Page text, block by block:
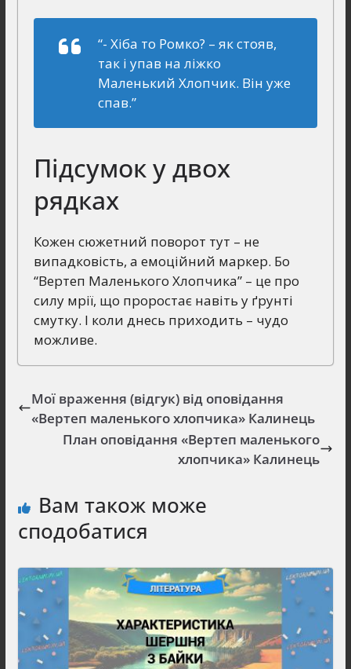
“- Хіба то Ромко? – як стояв,
так і упав на ліжко
Маленький Хлопчик. Він уже
спав.”
Підсумок у двох
рядках
Кожен сюжетний поворот тут – не
випадковість, а емоційний маркер. Бо
“Вертеп Маленького Хлопчика” – це про
силу мрії, що проростає навіть у ґрунті
смутку. І коли днесь приходить – чудо
можливе.
Мої враження (відгук) від оповідання
«Вертеп маленького хлопчика» Калинець
План оповідання «Вертеп маленького
хлопчика» Калинець
Вам також може
сподобатися